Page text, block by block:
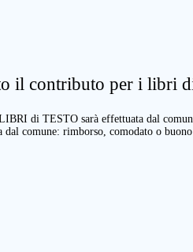
il contributo per i libri
di TESTO sarà effettuata dal
dal comune: rimborso, comodato o